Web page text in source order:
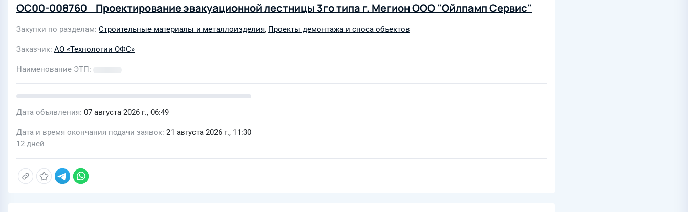
ОС00-008760_ Проектирование эвакуационной лестницы 3го типа г. Мегион ООО "Ойлпамп Сервис"
Закупки по разделам Строительные материалы и металлоизделия, Проекты демонтажа и сноса объектов
Заказчик АО «Технологии ОФС»
Наименование ЭТП
Дата объявления 07 августа 2026 г., 06:49
Дата и время окончания подачи заявок 21 августа 2026 г., 11:30
12 дней